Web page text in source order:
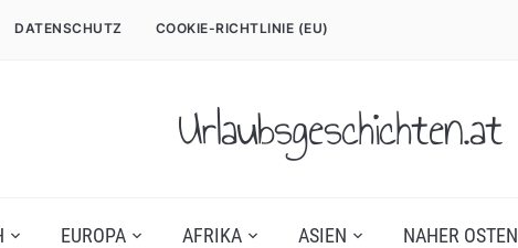
DATENSCHUTZ COOKIE-RICHTLINIE (EU)
Urlaubsgeschichten.at
EUROPA AFRIKA ASIEN NAHER OSTEN